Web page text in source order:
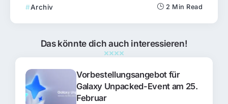
Archiv 2 Min Read
Das könnte dich auch interessieren!
Vorbestellungsangebot für
Galaxy Unpacked-Event am 25.
Februar